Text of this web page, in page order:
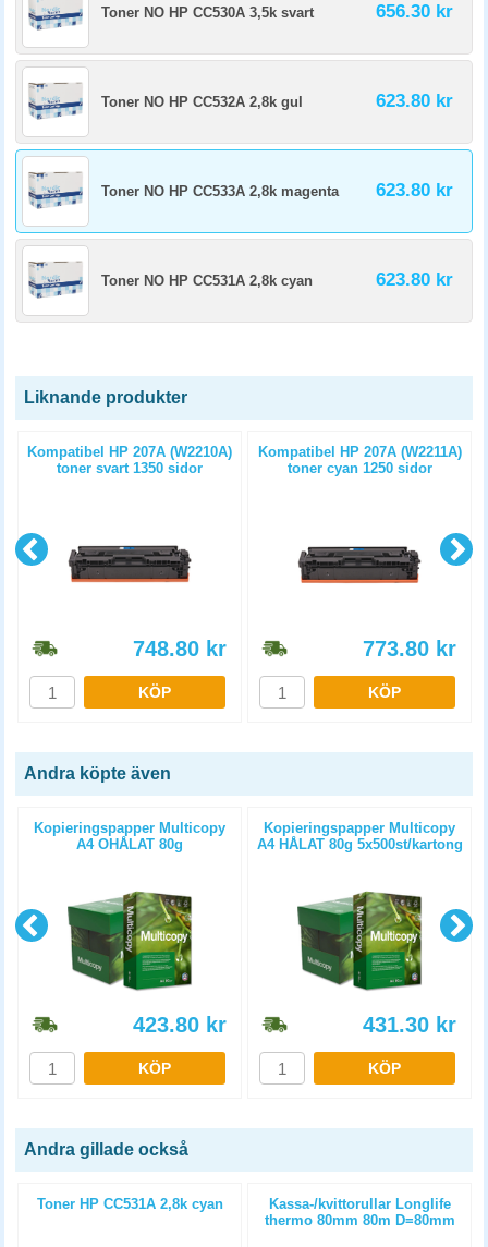
Toner NO HP CC530A 3,5k svart 656.30 kr
Toner NO HP CC532A 2,8k gul 623.80 kr
Toner NO HP CC533A 2,8k magenta 623.80 kr
Toner NO HP CC531A 2,8k cyan 623.80 kr
Liknande produkter
Kompatibel HP 207A (W2210A)
toner svart 1350 sidor
748.80 kr
KÖP
Kompatibel HP 207A (W2211A)
toner cyan 1250 sidor
773.80 kr
KÖP
Andra köpte även
Kopieringspapper Multicopy
A4 OHÅLAT 80g
423.80 kr
KÖP
Kopieringspapper Multicopy
A4 HÅLAT 80g 5x500st/kartong
431.30 kr
KÖP
Andra gillade också
Toner HP CC531A 2,8k cyan
Kassa-/kvittorullar Longlife
thermo 80mm 80m D=80mm